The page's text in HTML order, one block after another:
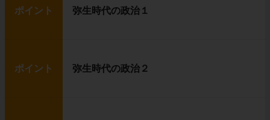
ポイント 弥生時代の政治１
ポイント 弥生時代の政治２